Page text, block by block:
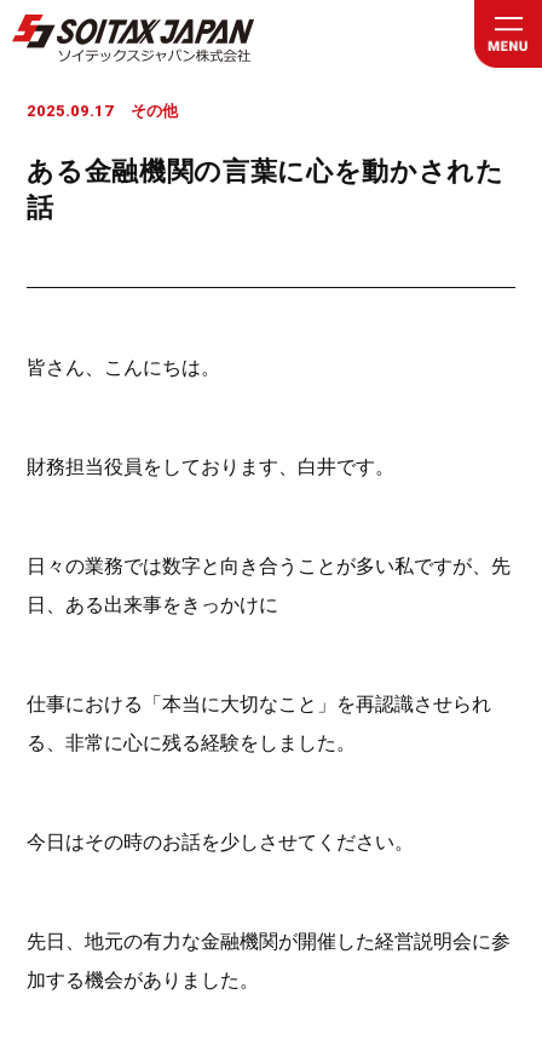
2025.09.17 その他
ある金融機関の言葉に心を動かされた
話
皆さん、こんにちは。
財務担当役員をしております、白井です。
日々の業務では数字と向き合うことが多い私ですが、先
日、ある出来事をきっかけに
仕事における「本当に大切なこと」を再認識させられ
る、非常に心に残る経験をしました。
今日はその時のお話を少しさせてください。
先日、地元の有力な金融機関が開催した経営説明会に参
加する機会がありました。